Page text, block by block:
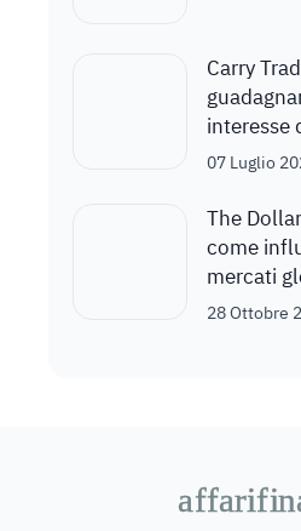
Carry
interesse
07 Luglio
The
come
mercati
28 Ottobre
affarifi
affarifi